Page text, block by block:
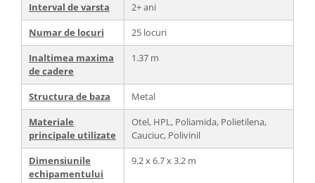
Interval de varsta
2+ ani
Numar de locuri
25 locuri
Inaltimea maxima
de cadere
1.37 m
Structura de baza
Metal
Materiale
principale utilizate
Otel, HPL, Poliamida, Polietilena,
Cauciuc, Polivinil
Dimensiunile
echipamentului
9.2 x 6.7 x 3.2 m